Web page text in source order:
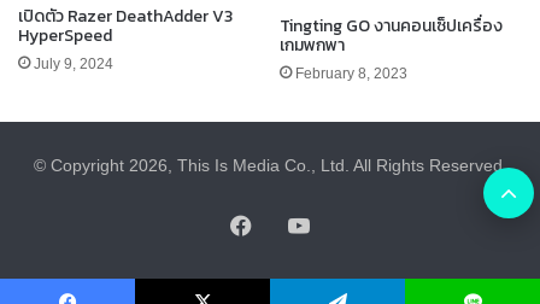
เปิดตัว Razer DeathAdder V3
HyperSpeed
July 9, 2024
Tingting GO งานคอนเซ็ปเครื่อง
เกมพกพา
February 8, 2023
© Copyright 2026, This Is Media Co., Ltd. All Rights Reserved.
FacebookYouTube